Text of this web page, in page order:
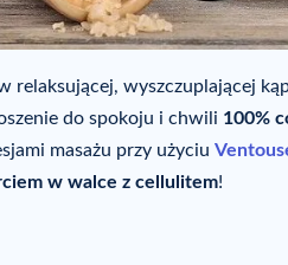
relaksującej, wyszczuplającej
do spokoju i chwili 100%
masażu przy użyciu
w walce z cellulitem!